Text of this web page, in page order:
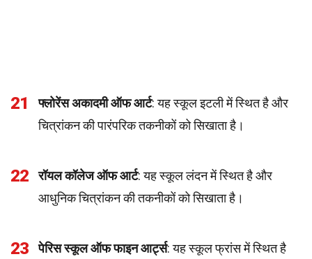
21 फ्लोरेंस अकादमी ऑफ आर्ट: यह स्कूल इटली में स्थित है और
चित्रांकन की पारंपरिक तकनीकों को सिखाता है।
22 रॉयल कॉलेज ऑफ आर्ट: यह स्कूल लंदन में स्थित है और
आधुनिक चित्रांकन की तकनीकों को सिखाता है।
23 पेरिस स्कूल ऑफ फाइन आर्ट्स: यह स्कूल फ्रांस में स्थित है